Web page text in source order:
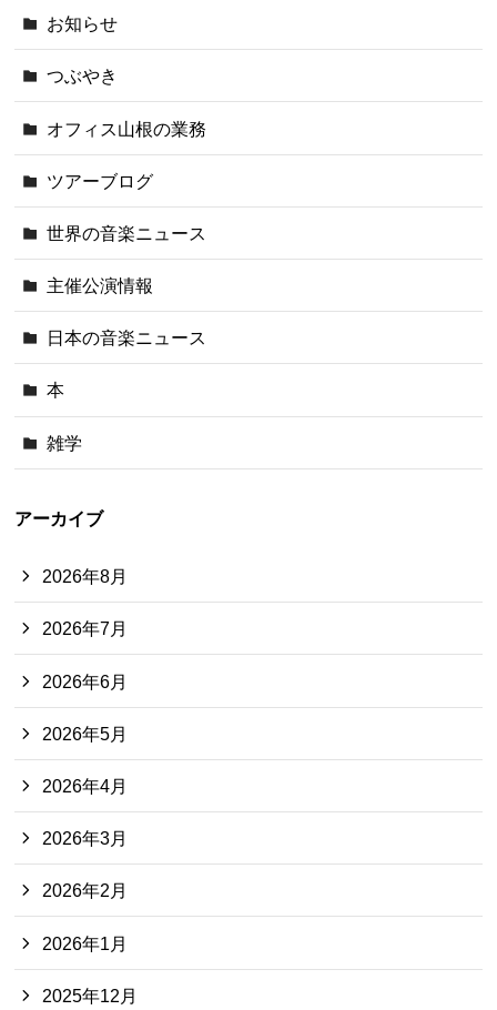
お知らせ
つぶやき
オフィス山根の業務
ツアーブログ
世界の音楽ニュース
主催公演情報
日本の音楽ニュース
本
雑学
アーカイブ
2026年8月
2026年7月
2026年6月
2026年5月
2026年4月
2026年3月
2026年2月
2026年1月
2025年12月